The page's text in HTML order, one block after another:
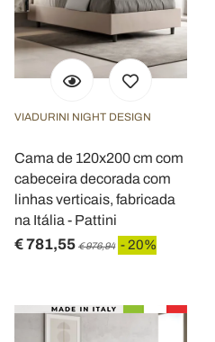
VIADURINI NIGHT DESIGN
Cama de 120x200 cm com
cabeceira decorada com
linhas verticais, fabricada
na Itália - Pattini
€ 781,55 € 976,94 - 20%